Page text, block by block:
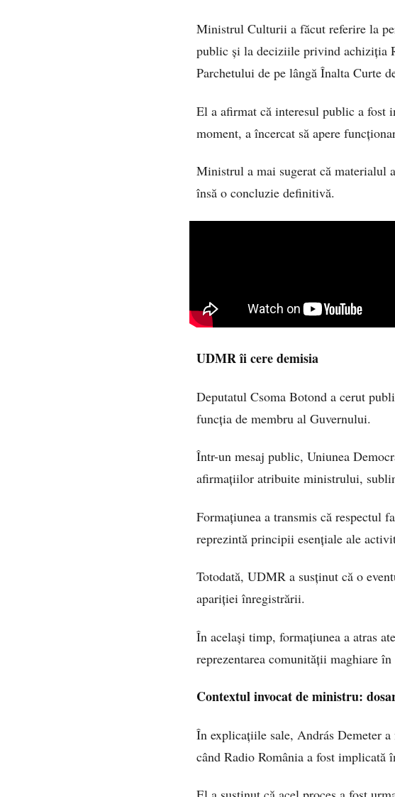
Ministrul Culturii a făcut referire la
public și la deciziile privind achiziția
Parchetului de pe lângă Înalta Curte
El a afirmat că interesul public a fost
moment, a încercat să apere
Ministrul a mai sugerat că materialul
însă o concluzie definitivă.
UDMR îi cere demisia
Deputatul Csoma Botond a cerut
funcția de membru al Guvernului.
Într-un mesaj public, Uniunea
afirmațiilor atribuite ministrului,
Formațiunea a transmis că respectul
reprezintă principii esențiale ale
Totodată, UDMR a susținut că o
apariției înregistrării.
În același timp, formațiunea a atras
reprezentarea comunității maghiare
Contextul invocat de ministru:
În explicațiile sale, András Demeter
când Radio România a fost